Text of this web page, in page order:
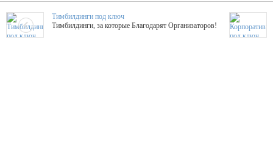
Тимбилдинги под ключ
Тимбилдинги, за которые Благодарят Организаторов!